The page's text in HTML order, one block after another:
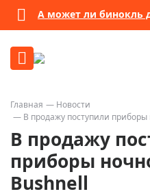
А может ли бинокль
Главная
Новости
В продажу поступили
В продажу
приборы
Bushnell